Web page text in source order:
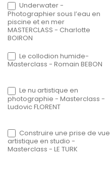
Underwater -
Photographier sous l’eau en
piscine et en mer
MASTERCLASS - Charlotte
BOIRON
Le collodion humide-
Masterclass - Romain BEBON
Le nu artistique en
photographie - Masterclass -
Ludovic FLORENT
Construire une prise de vue
artistique en studio -
Masterclass - LE TURK